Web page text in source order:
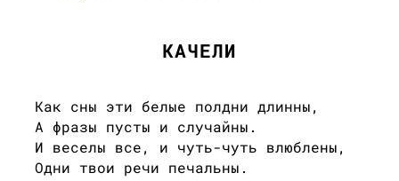
КАЧЕЛИ
Как сны эти белые полдни длинны,
А фразы пусты и случайны.
И веселы все, и чуть-чуть влюблены,
Одни твои речи печальны.